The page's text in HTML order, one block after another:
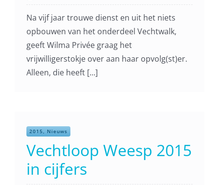
Na vijf jaar trouwe dienst en uit het niets
opbouwen van het onderdeel Vechtwalk,
geeft Wilma Privée graag het
vrijwilligerstokje over aan haar opvolg(st)er.
Alleen, die heeft [...]
2015, Nieuws
Vechtloop Weesp 2015
in cijfers